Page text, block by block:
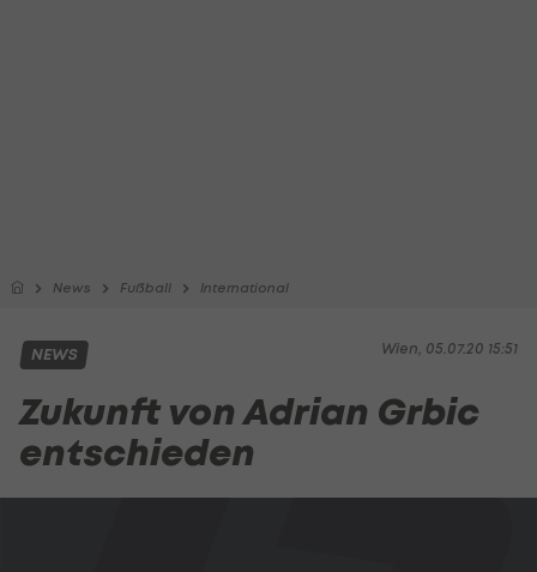
News Fußball International
Wien, 05.07.20 15:51
NEWS
Zukunft von Adrian Grbic
entschieden